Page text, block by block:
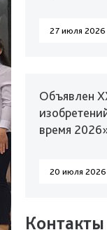
27 июля 2026
Объявлен
время
20 июля 2026
Контакты